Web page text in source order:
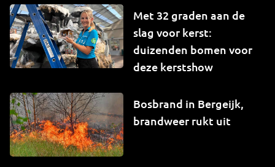
Met 32 graden aan de
slag voor kerst:
duizenden bomen voor
deze kerstshow
Bosbrand in Bergeijk,
brandweer rukt uit